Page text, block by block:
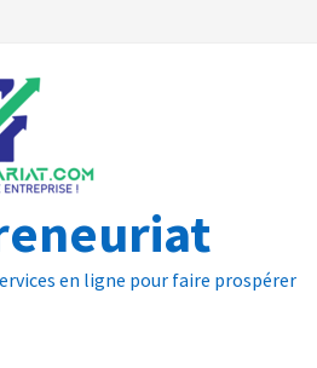
en ligne pour faire prospérer